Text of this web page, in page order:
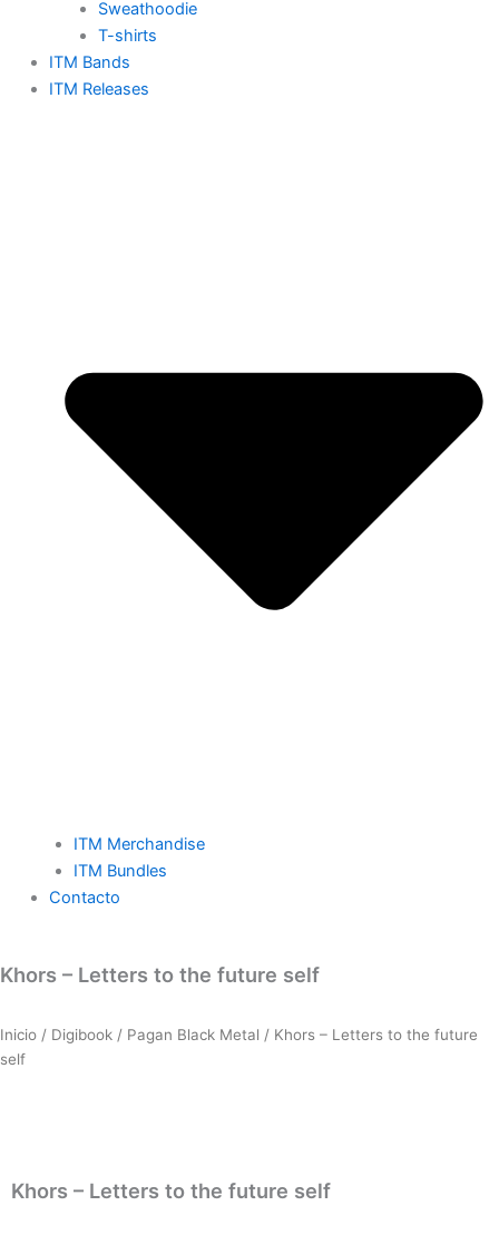
Sweathoodie
T-shirts
ITM Bands
ITM Releases
ITM Merchandise
ITM Bundles
Contacto
Khors – Letters to the future self
Inicio / Digibook / Pagan Black Metal / Khors – Letters to the future
self
Khors – Letters to the future self